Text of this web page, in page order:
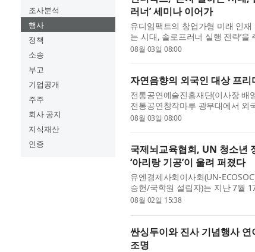
조사분석
행사
정책
소송
부고
기업공개
주주
회사 공지
지식재산
인증
러너’ 세미나 이어가
유디임팩트의 창업가형 미래 인
는 시대, 솔로프러너 실행 전략’
언더독스 데이터 센터가 주최한
08월 03일 08:00
자연음향의 외국인 대상 프리
전통공연예술진흥재단(이사장 배
전통공연창작마루 광무대에서 외
기콘서트’는 조선시대 양반가의 1
08월 03일 08:00
국제뇌교육협회, UN 청소년
‘아리랑 기공’이 울려 퍼졌다
유엔경제사회이사회(UN-
승헌/국학원 설립자)는 지난 7월
벌 행사 ‘One World, One Game,
08월 02일 15:38
싼싱두이와 진사 기념행사
조명